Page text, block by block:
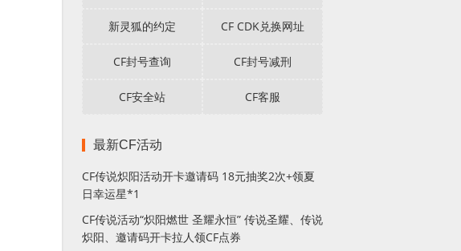
新灵狐的约定 CF CDK兑换网址
CF封号查询 CF封号减刑
CF安全站 CF客服
最新CF活动
CF传说炽阳活动开卡邀请码 18元抽奖2次+领夏
日幸运星*1
CF传说活动“炽阳燃世 圣耀永恒” 传说圣耀、传说
炽阳、邀请码开卡拉人领CF点券